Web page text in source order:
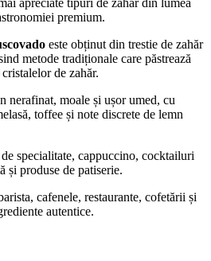
premium.
este obținut din trestie de zahăr
metode tradiționale care păstrează
de zahăr.
nerafinat, moale și ușor umed, cu
toffee și note discrete de lemn
specialitate, cappuccino, cocktailuri
și produse de patiserie.
cafenele, restaurante, cofetării și
autentice.